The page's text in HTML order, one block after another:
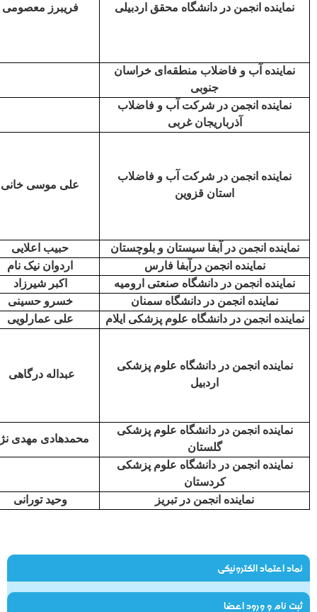
نماینده انجمن در دانشگاه محقق اردبیلی فریبرز معصومی
نماینده آب و فاضلاب منطقه‌ای خراسان
جنوبی
نماینده انجمن در شرکت آب و فاضلاب
آذرباریجان غربی
نماینده انجمن در شرکت آب و فاضلاب
استان قزوین
علی موسی خانی
نماینده انجمن در آبفا سیستان و بلوچستان
حبیب اعلایی
نماینده انجمن درآبفا فارس
اردوان نیک نام
نماینده انجمن در دانشگاه صنعتی ارومیه
اکبر شیرزاد
نماینده انجمن در دانشگاه سمنان
خسرو حسینی
نماینده انجمن در دانشگاه علوم پزشکی ایلام
علی عمارلویی
نماینده انجمن در دانشگاه علوم پزشکی
اردبیل
عبداله درگاهی
نماینده انجمن در دانشگاه علوم پزشکی
گلستان
محمدهادی مهدی
نماینده انجمن در دانشگاه علوم پزشکی
کردستان
نماینده انجمن در تبریز
وحید تورانی
نماد اعتماد الکترونیکی
ثبت نام و ورود اعضا